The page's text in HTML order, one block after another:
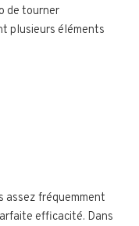
de tourner
plusieurs éléments
assez fréquemment
efficacité. Dans